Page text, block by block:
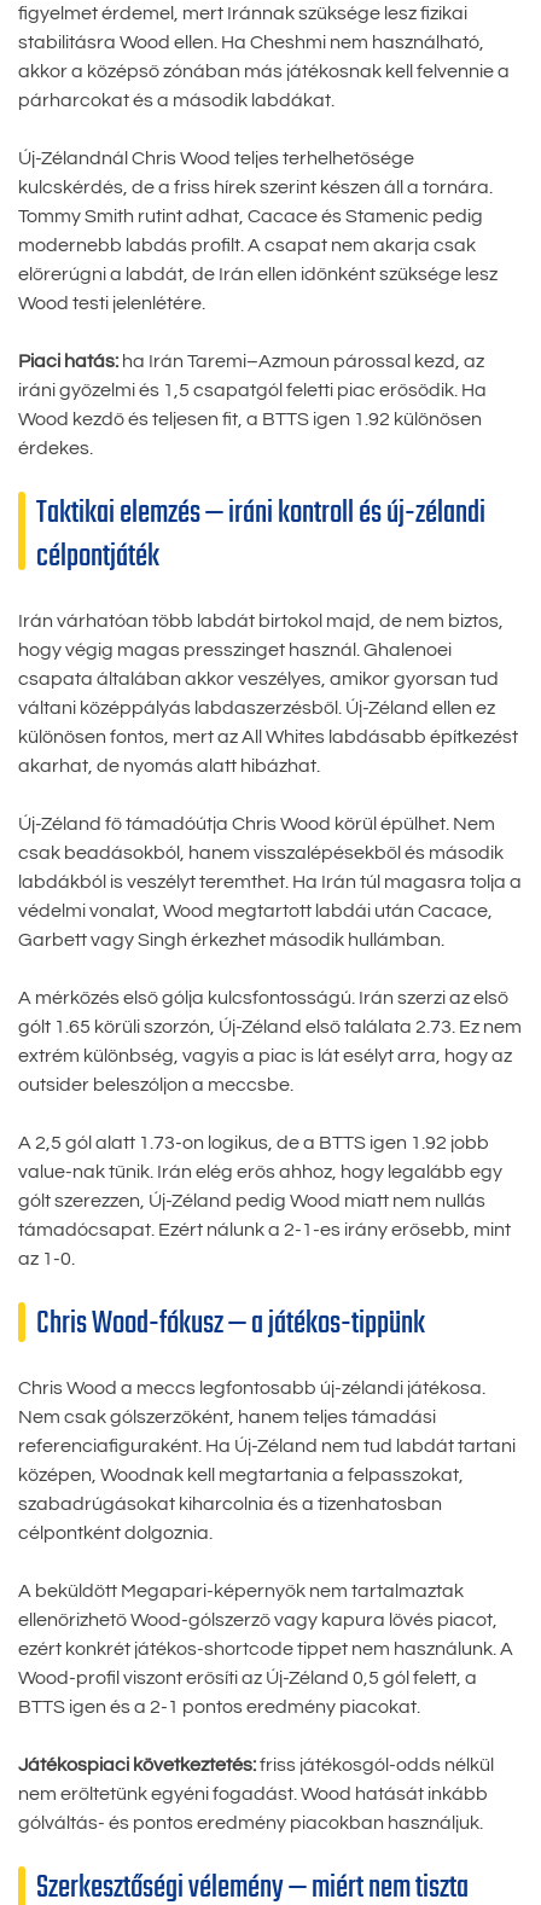
figyelmet érdemel, mert Iránnak szüksége lesz fizikai
stabilitásra Wood ellen. Ha Cheshmi nem használható,
akkor a középső zónában más játékosnak kell felvennie a
párharcokat és a második labdákat.
Új-Zélandnál Chris Wood teljes terhelhetősége
kulcskérdés, de a friss hírek szerint készen áll a tornára.
Tommy Smith rutint adhat, Cacace és Stamenic pedig
modernebb labdás profilt. A csapat nem akarja csak
előrerúgni a labdát, de Irán ellen időnként szüksége lesz
Wood testi jelenlétére.
Piaci hatás: ha Irán Taremi–Azmoun párossal kezd, az
iráni győzelmi és 1,5 csapatgól feletti piac erősödik. Ha
Wood kezdő és teljesen fit, a BTTS igen 1.92 különösen
érdekes.
Taktikai elemzés — iráni kontroll és új-zélandi
célpontjáték
Irán várhatóan több labdát birtokol majd, de nem biztos,
hogy végig magas presszinget használ. Ghalenoei
csapata általában akkor veszélyes, amikor gyorsan tud
váltani középpályás labdaszerzésből. Új-Zéland ellen ez
különösen fontos, mert az All Whites labdásabb építkezést
akarhat, de nyomás alatt hibázhat.
Új-Zéland fő támadóútja Chris Wood körül épülhet. Nem
csak beadásokból, hanem visszalépésekből és második
labdákból is veszélyt teremthet. Ha Irán túl magasra tolja a
védelmi vonalat, Wood megtartott labdái után Cacace,
Garbett vagy Singh érkezhet második hullámban.
A mérkőzés első gólja kulcsfontosságú. Irán szerzi az első
gólt 1.65 körüli szorzón, Új-Zéland első találata 2.73. Ez nem
extrém különbség, vagyis a piac is lát esélyt arra, hogy az
outsider beleszóljon a meccsbe.
A 2,5 gól alatt 1.73-on logikus, de a BTTS igen 1.92 jobb
value-nak tűnik. Irán elég erős ahhoz, hogy legalább egy
gólt szerezzen, Új-Zéland pedig Wood miatt nem nullás
támadócsapat. Ezért nálunk a 2-1-es irány erősebb, mint
az 1-0.
Chris Wood-fókusz — a játékos-tippünk
Chris Wood a meccs legfontosabb új-zélandi játékosa.
Nem csak gólszerzőként, hanem teljes támadási
referenciafiguraként. Ha Új-Zéland nem tud labdát tartani
középen, Woodnak kell megtartania a felpasszokat,
szabadrúgásokat kiharcolnia és a tizenhatosban
célpontként dolgoznia.
A beküldött Megapari-képernyők nem tartalmaztak
ellenőrizhető Wood-gólszerző vagy kapura lövés piacot,
ezért konkrét játékos-shortcode tippet nem használunk. A
Wood-profil viszont erősíti az Új-Zéland 0,5 gól felett, a
BTTS igen és a 2-1 pontos eredmény piacokat.
Játékospiaci következtetés:friss játékosgól-odds nélkül
nem erőltetünk egyéni fogadást. Wood hatását inkább
gólváltás- és pontos eredmény piacokban használjuk.
Szerkesztőségi vélemény — miért nem tiszta